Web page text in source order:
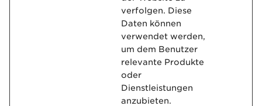
verfolgen. Diese
Daten können
verwendet werden,
um dem Benutzer
relevante Produkte
oder
Dienstleistungen
anzubieten.